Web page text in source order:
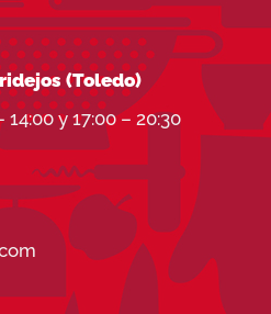
(Toledo)
y 17:00 – 20:30